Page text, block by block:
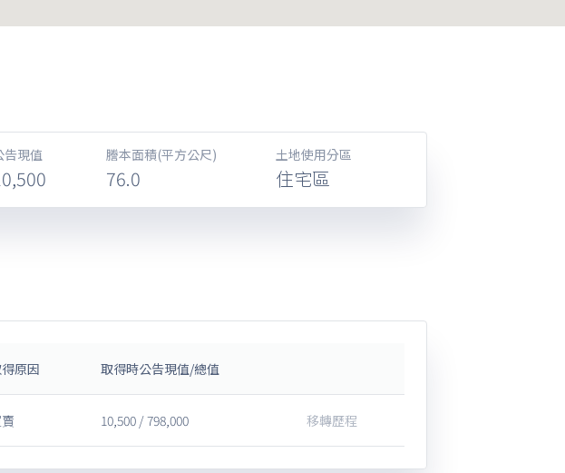
告現值 謄本面積(平方公尺)
76.0
土地使用分區
住宅區
原因 取得時公告現值/總值
10,500 / 798,000 移轉歷程